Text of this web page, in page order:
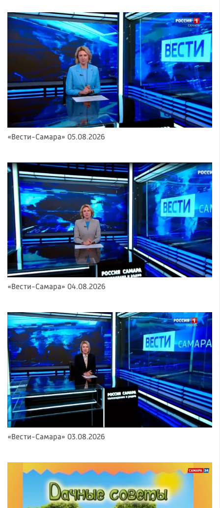
«Вести-Самара» 05.08.2026
«Вести-Самара» 04.08.2026
«Вести-Самара» 03.08.2026